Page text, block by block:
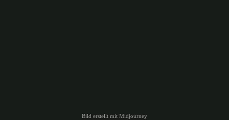
Bild erstellt mit Midjourney